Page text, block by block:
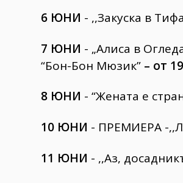
6 ЮНИ - ,,Закуска в
7 ЮНИ - „Алиса в
“Бон-Бон Мюзик” – от
8 ЮНИ - “Жената е
10 ЮНИ - ПРЕМИЕРА -
11 ЮНИ - ,,Аз,